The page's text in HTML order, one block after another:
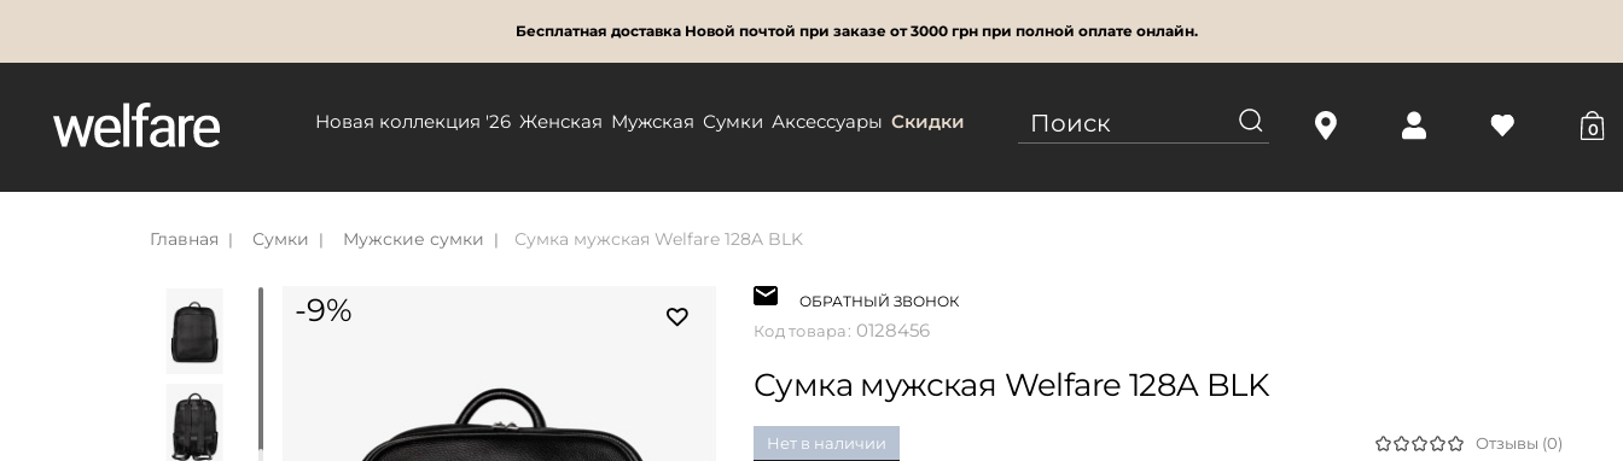
Бесплатная доставка Новой почтой при заказе от 3000 грн при полной оплате онлайн.
Новая коллекция '26 Женская Мужская Сумки Аксессуары Скидки 0
Главная Сумки Мужские сумки Сумка мужская Welfare 128A BLK
-9% ОБРАТНЫЙ ЗВОНОК
Код товара: 0128456
Сумка мужская Welfare 128A BLK
Нет в наличии Отзывы (0)